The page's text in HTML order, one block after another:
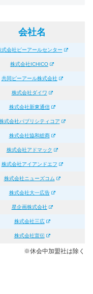
会社名
式会社ピーアールセンター
株式会社ICHICO
共同ピーアール株式会社
株式会社ダイワ
株式会社新東通信
式会社パブリシティコア
株式会社協和総商
株式会社アドマック
株式会社アイアンドエフ
株式会社ニューズコム
株式会社大一広告
星企画株式会社
株式会社三広
株式会社宣伝
※休会中加盟社は除く